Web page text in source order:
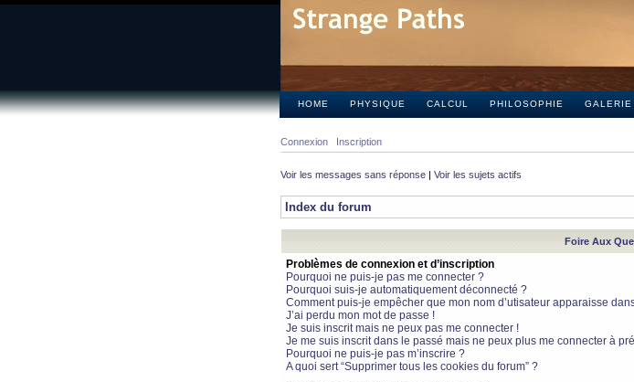
HOME PHYSIQUE CALCUL PHILOSOPHIE GALERIE
Connexion Inscription
Voir les messages sans réponse | Voir les sujets actifs
Index du forum
Foire Aux
Problèmes de connexion et d’inscription
Pourquoi ne puis-je pas me connecter ?
Pourquoi suis-je automatiquement déconnecté ?
Comment puis-je empêcher que mon nom d’utisateur apparaisse
J’ai perdu mon mot de passe !
Je suis inscrit mais ne peux pas me connecter !
Je me suis inscrit dans le passé mais ne peux plus me connecter à
Pourquoi ne puis-je pas m’inscrire ?
A quoi sert “Supprimer tous les cookies du forum” ?